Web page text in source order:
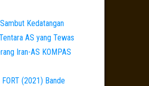
Kedatangan
AS yang Tewas
Iran-AS KOMPAS
(2021) Bande